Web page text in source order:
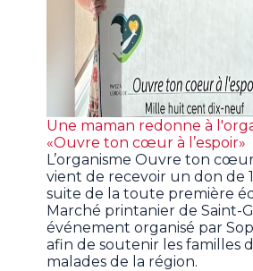
Une maman redonne à
«Ouvre ton cœur à l’espoir»
L’organisme Ouvre ton cœur
vient de recevoir un don de 1
suite de la toute première
Marché printanier de Saint-
événement organisé par
afin de soutenir les familles
malades de la région.